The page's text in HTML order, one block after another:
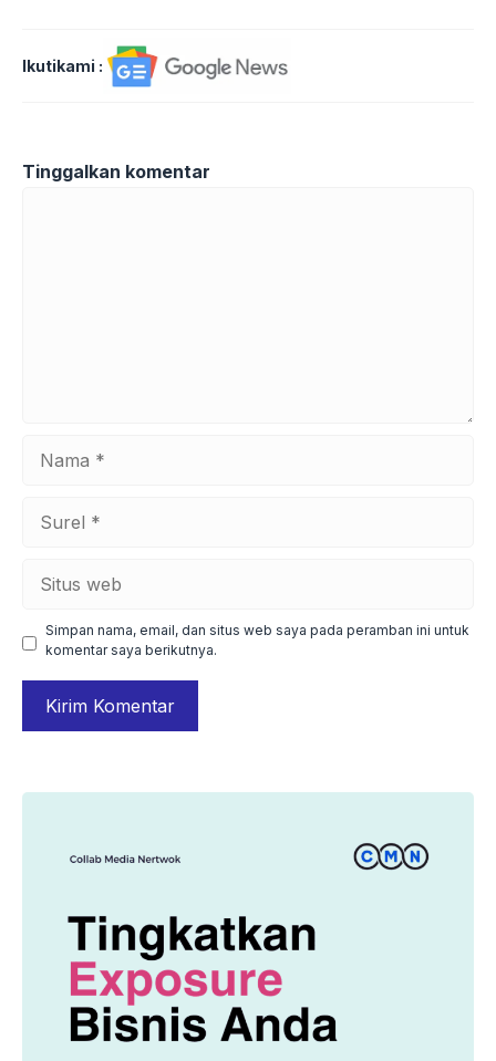
Ikutikami :
Tinggalkan komentar
web
Simpan nama, email, dan situs web saya pada peramban ini untuk
komentar saya berikutnya.